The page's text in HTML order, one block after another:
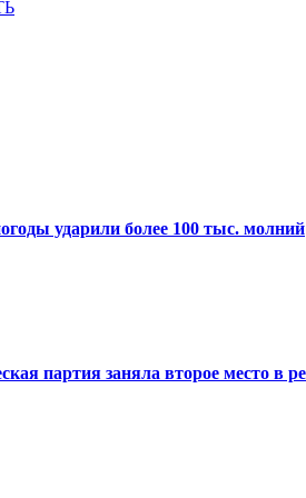
ударили более 100 тыс. молний
партия заняла второе место в